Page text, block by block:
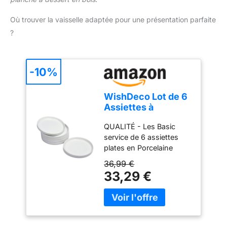
préparer de délicieux et
magnifiques desserts.
Où trouver la vaisselle adaptée pour une présentation parfaite
?
WishDeco Lot de 6
Assiettes à
Blanche Porcelaine
18 cm, Petite
Assiette Ronde
avec Rebord, Plat
Ceramique pour
Gâteau, Pain,
Salade, Pâtes,
Fruits
QUALITÉ - Les Basic
service de 6 assiettes
plates en Porcelaine
fabriquées en porcelaine
de qualité supérieure.
Lavable au lave-vaisselle,
au micro-ondes, au four
36,99 €
33,29 €
-10%